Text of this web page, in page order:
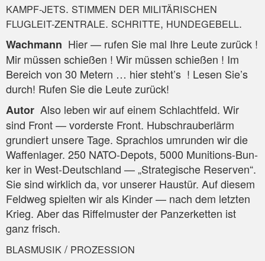
KAMPF-JETS. STIMMEN DER MILITÄRISCHEN
FLUGLEIT-ZENTRALE. SCHRITTE, HUNDEGEBELL.
Wach­mann Hier — rufen Sie mal Ihre Leu­te zurück !
Mir müs­sen schie­ßen ! Wir müs­sen schie­ßen ! Im
Bereich von 30 Metern … hier steht’s ! Lesen Sie’s
durch! Rufen Sie die Leu­te zurück!
Autor Also leben wir auf einem Schlacht­feld. Wir
sind Front — vor­ders­te Front. Hub­schrau­ber­lärm
grun­diert unse­re Tage. Sprach­los umrun­den wir die
Waf­fen­la­ger. 250 NATO-Depots, 5000 Muni­ti­ons-Bun­
ker in West-Deutsch­land — „Stra­te­gi­sche Reser­ven“.
Sie sind wirk­lich da, vor unse­rer Haus­tür. Auf die­sem
Feld­weg spiel­ten wir als Kin­der — nach dem letz­ten
Krieg. Aber das Rif­fel­mus­ter der Pan­zer­ket­ten ist
ganz frisch.
BLASMUSIK / PROZESSION